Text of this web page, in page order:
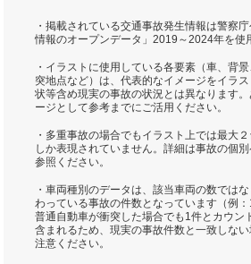
・掲載されている交通事故発生情報は警察
情報のオープンデータ」2019～2024年を使
・イラストに使用している各要素（車、背
突地点など）は、代表的なイメージをイラ
状等含め現実の事故の状況とは異なります
ージとして参考までにご活用ください。
・多重事故の場合でもイラスト上では最大
しか表現されていません。詳細は事故の個
参照ください。
・車両種別のデータは、該当車両の数では
わっている事故の件数となっています（例
普通自動車が衝突した場合でも1件とカウン
含まれるため、現実の事故件数と一致しな
注意ください。